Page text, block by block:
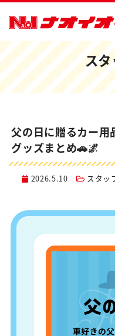
父の日に贈るカー用品！車好
ス
父の日に贈るカー用
グッズまとめ🚗🌌
2026.5.10 スタッ